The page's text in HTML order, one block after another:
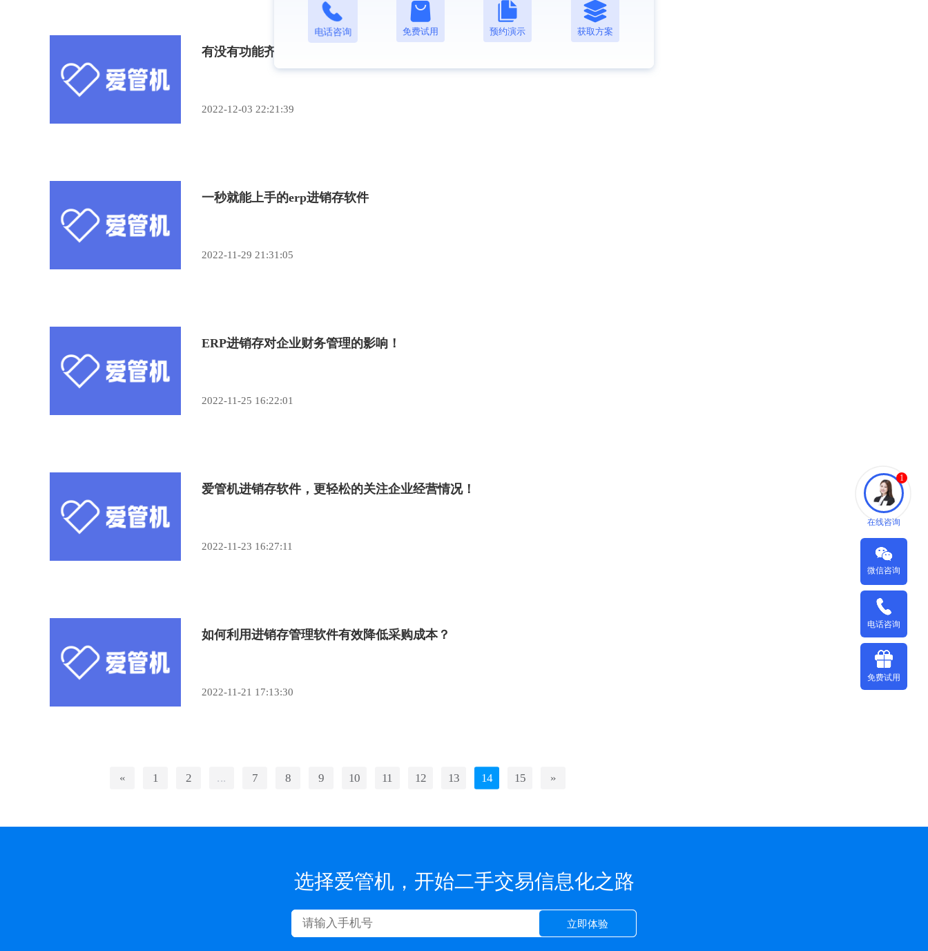
电话咨询 免费试用 预约演示 获取方案
1
在线咨询
微信咨询
电话咨询
免费试用
有没有功能齐全的进销存软件推荐？
2022-12-03 22:21:39
一秒就能上手的erp进销存软件
2022-11-29 21:31:05
ERP进销存对企业财务管理的影响！
2022-11-25 16:22:01
爱管机进销存软件，更轻松的关注企业经营情况！
2022-11-23 16:27:11
如何利用进销存管理软件有效降低采购成本？
2022-11-21 17:13:30
« 1 2 ... 7 8 9 10 11 12 13 14 15 »
选择爱管机，开始二手交易信息化之路
立即体验